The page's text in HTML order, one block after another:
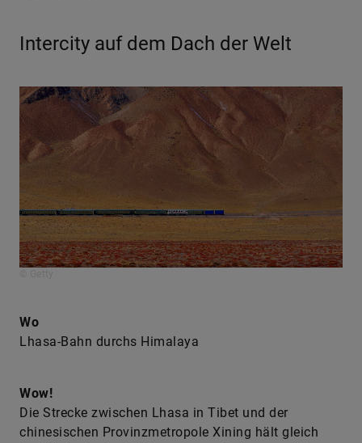
Intercity auf dem Dach der Welt
Wo
Lhasa-Bahn durchs Himalaya
Wow!
Die Strecke zwischen Lhasa in Tibet und der
chinesischen ­Provinzmetropole Xining hält gleich